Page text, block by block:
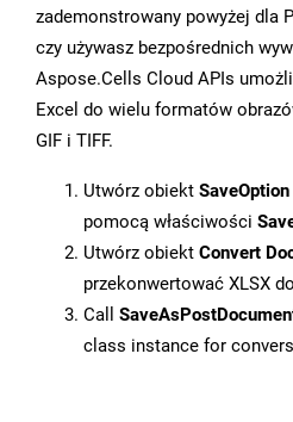
zademonstrowany powyżej dla
czy używasz bezpośrednich
Aspose.Cells Cloud APIs
Excel do wielu formatów
GIF i TIFF.
Utwórz obiekt SaveOption
pomocą właściwości
Utwórz obiekt Convert
przekonwertować XLSX
Call
class instance for